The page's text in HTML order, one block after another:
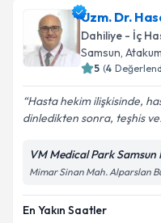
Uzm. Dr.
Dahiliye - İç
Samsun, Atakum
5 (4
Hasta hekim ilişkisinde,
dinledikten sonra, teşhis
VM Medical Park Samsun
Mimar Sinan Mah. Alparslan
En Yakın Saatler